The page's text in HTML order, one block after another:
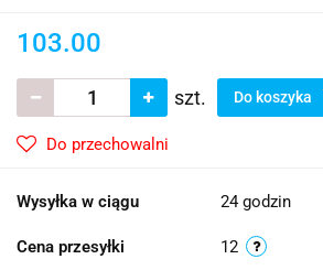
103.00
szt. Do koszyka
Do przechowalni
Wysyłka w ciągu 24 godzin
Cena przesyłki 12